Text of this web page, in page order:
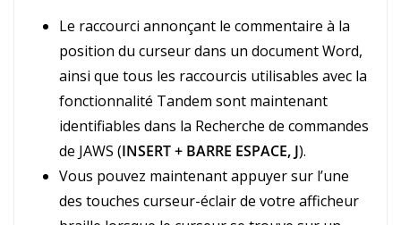
Le raccourci annonçant le commentaire à la
position du curseur dans un document Word,
ainsi que tous les raccourcis utilisables avec la
fonctionnalité Tandem sont maintenant
identifiables dans la Recherche de commandes
de JAWS (INSERT + BARRE ESPACE, J).
Vous pouvez maintenant appuyer sur l’une
des touches curseur-éclair de votre afficheur